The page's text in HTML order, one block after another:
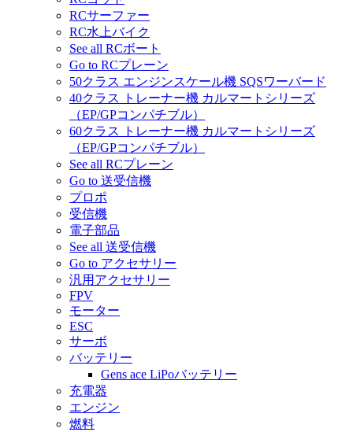
RCサーファー
RC水上バイク
See all RCボート
Go to RCプレーン
50クラス エンジンスケール機 SQSワーバード
40クラス トレーナー機 カルマートシリーズ
（EP/GPコンパチブル）
60クラス トレーナー機 カルマートシリーズ
（EP/GPコンパチブル）
See all RCプレーン
Go to 送受信機
プロポ
受信機
電子部品
See all 送受信機
Go to アクセサリー
汎用アクセサリー
FPV
モーター
ESC
サーボ
バッテリー
Gens ace LiPoバッテリー
充電器
エンジン
燃料